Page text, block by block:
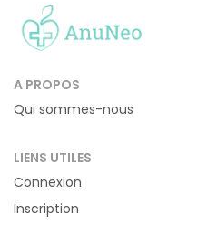
A PROPOS
Qui sommes-nous
LIENS UTILES
Connexion
Inscription